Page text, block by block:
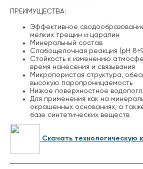
ПРЕИМУЩЕСТВА:
Эффективное
мелких трещин и царапин
Минеральный состав
Слабощелочная реакция (pH
Стойкость к изменению
время нанесения и связывания
Микропористая структура,
высокую паропроницаемость
Низкое поверхностное
Для применения как на
окрашенных основаниях, а
базе синтетических веществ
Скачать технологическую